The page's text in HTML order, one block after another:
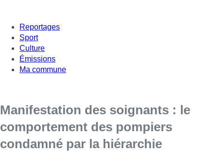
Reportages
Sport
Culture
Émissions
Ma commune
Manifestation des soignants : le
comportement des pompiers
condamné par la hiérarchie